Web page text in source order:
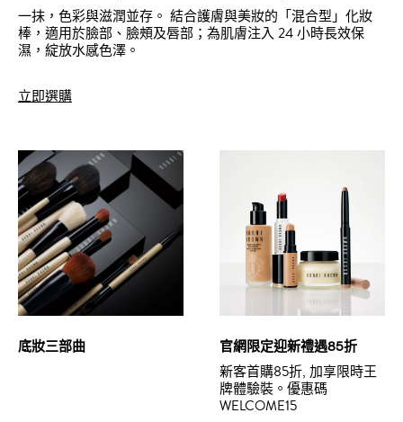
一抹，色彩與滋潤並存。 結合護膚與美妝的「混合型」化妝
棒，適用於臉部、臉頰及唇部；為肌膚注入 24 小時長效保
濕，綻放水感色澤。
立即選購
底妝三部曲 官網限定迎新禮遇85折
新客首購85折, 加享限時王
牌體驗裝。優惠碼
WELCOME15